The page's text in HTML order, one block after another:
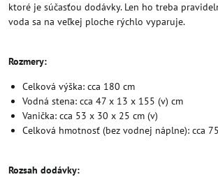
ktoré je súčasťou dodávky. Len ho treba
voda sa na veľkej ploche rýchlo vyparuje.
Rozmery:
Celková výška: cca 180 cm
Vodná stena: cca 47 x 13 x 155 (v) cm
Vanička: cca 53 x 30 x 25 cm (v)
Celková hmotnosť (bez vodnej náplne): cca
Rozsah dodávky: